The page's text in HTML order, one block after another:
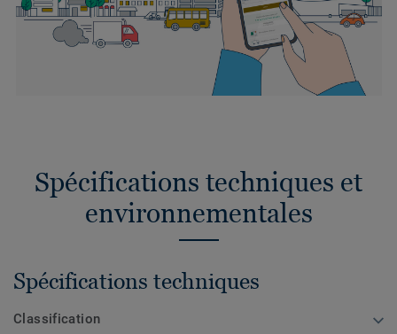
Spécifications techniques et
environnementales
Spécifications techniques
Classification